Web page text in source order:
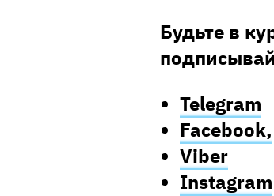
Будьте в
Telegram
Facebook,
Viber
Instagram